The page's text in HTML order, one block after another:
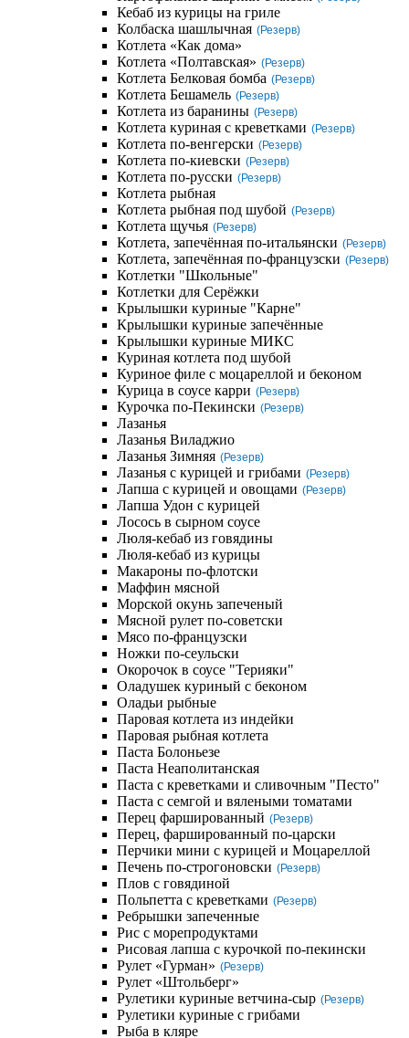
Кебаб из курицы на гриле
Колбаска шашлычная (Резерв)
Котлета «Как дома»
Котлета «Полтавская» (Резерв)
Котлета Белковая бомба (Резерв)
Котлета Бешамель (Резерв)
Котлета из баранины (Резерв)
Котлета куриная с креветками (Резерв)
Котлета по-венгерски (Резерв)
Котлета по-киевски (Резерв)
Котлета по-русски (Резерв)
Котлета рыбная
Котлета рыбная под шубой (Резерв)
Котлета щучья (Резерв)
Котлета, запечённая по-итальянски (Резерв)
Котлета, запечённая по-французски (Резерв)
Котлетки "Школьные"
Котлетки для Серёжки
Крылышки куриные "Карне"
Крылышки куриные запечённые
Крылышки куриные МИКС
Куриная котлета под шубой
Куриное филе с моцареллой и беконом
Курица в соусе карри (Резерв)
Курочка по-Пекински (Резерв)
Лазанья
Лазанья Виладжио
Лазанья Зимняя (Резерв)
Лазанья с курицей и грибами (Резерв)
Лапша с курицей и овощами (Резерв)
Лапша Удон с курицей
Лосось в сырном соусе
Люля-кебаб из говядины
Люля-кебаб из курицы
Макароны по-флотски
Маффин мясной
Морской окунь запеченый
Мясной рулет по-советски
Мясо по-французски
Ножки по-сеульски
Окорочок в соусе "Терияки"
Оладушек куриный с беконом
Оладьи рыбные
Паровая котлета из индейки
Паровая рыбная котлета
Паста Болоньезе
Паста Неаполитанская
Паста с креветками и сливочным "Песто"
Паста с семгой и вялеными томатами
Перец фаршированный (Резерв)
Перец, фаршированный по-царски
Перчики мини с курицей и Моцареллой
Печень по-строгоновски (Резерв)
Плов с говядиной
Польпетта с креветками (Резерв)
Ребрышки запеченные
Рис с морепродуктами
Рисовая лапша с курочкой по-пекински
Рулет «Гурман» (Резерв)
Рулет «Штольберг»
Рулетики куриные ветчина-сыр (Резерв)
Рулетики куриные с грибами
Рыба в кляре